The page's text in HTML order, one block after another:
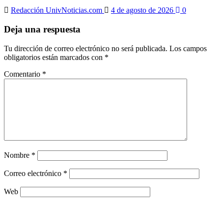
Redacción UnivNoticias.com 4 de agosto de 2026 0
Deja una respuesta
Tu dirección de correo electrónico no será publicada. Los campos
obligatorios están marcados con *
Comentario *
Nombre *
Correo electrónico *
Web